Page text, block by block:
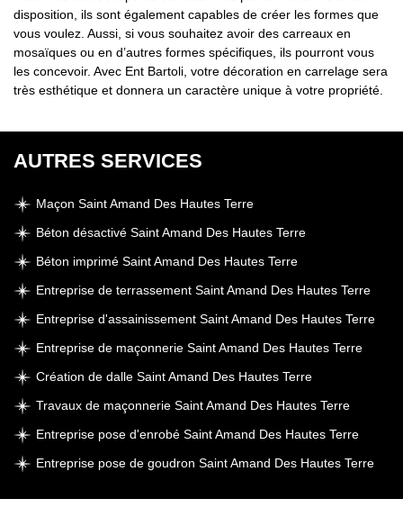
disposition, ils sont également capables de créer les formes que
vous voulez. Aussi, si vous souhaitez avoir des carreaux en
mosaïques ou en d’autres formes spécifiques, ils pourront vous
les concevoir. Avec Ent Bartoli, votre décoration en carrelage sera
très esthétique et donnera un caractère unique à votre propriété.
AUTRES SERVICES
Maçon Saint Amand Des Hautes Terre
Béton désactivé Saint Amand Des Hautes Terre
Béton imprimé Saint Amand Des Hautes Terre
Entreprise de terrassement Saint Amand Des Hautes Terre
Entreprise d'assainissement Saint Amand Des Hautes Terre
Entreprise de maçonnerie Saint Amand Des Hautes Terre
Création de dalle Saint Amand Des Hautes Terre
Travaux de maçonnerie Saint Amand Des Hautes Terre
Entreprise pose d'enrobé Saint Amand Des Hautes Terre
Entreprise pose de goudron Saint Amand Des Hautes Terre